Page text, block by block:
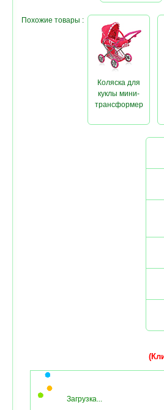
Похожие товары :
Коляска для
куклы мини-
трансформер
Загрузка...